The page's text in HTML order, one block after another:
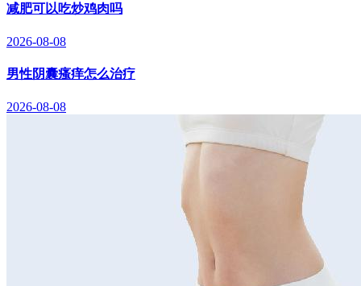
减肥可以吃炒鸡肉吗
2026-08-08
男性阴囊瘙痒怎么治疗
2026-08-08